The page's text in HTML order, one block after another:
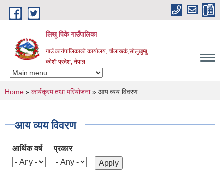
Skip to main content
लिखु पिके गाउँपालिका
गाउँ कार्यपालिकाको कार्यालय, चौंलाखर्क,सोलुखुम्बु
कोशी प्रदेश, नेपाल
You are here
Home » कार्यक्रम तथा परियोजना» आय व्यय विवरण
आय व्यय विवरण
आर्थिक वर्ष प्रकार